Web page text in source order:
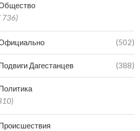
736)
(502)
Дагестанцев (388)